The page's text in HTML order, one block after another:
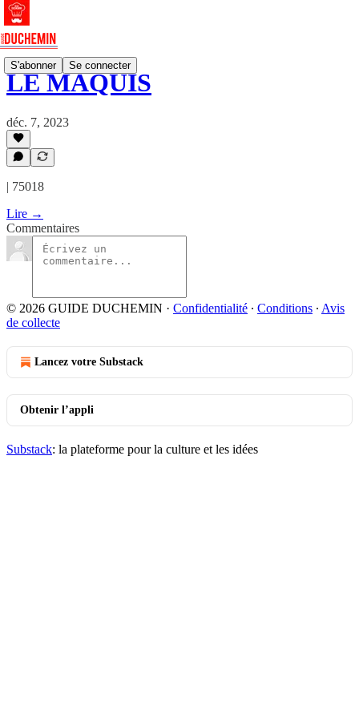
S'abonner Se connecter
LE MAQUIS
déc. 7, 2023
| 75018
Lire →
Commentaires
© 2026 GUIDE DUCHEMIN · Confidentialité ∙ Conditions ∙ Avis
de collecte
Lancez votre Substack
Obtenir l’appli
Substack: la plateforme pour la culture et les idées